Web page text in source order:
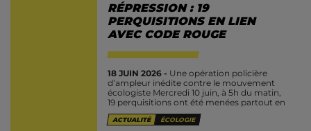
RÉPRESSION : 19
PERQUISITIONS EN LIEN
AVEC CODE ROUGE
18 JUIN 2026 - Une opération policière
d’ampleur inédite contre le mouvement
écologiste Mercredi 10 juin, à 5h du matin,
19 perquisitions ont été menées partout en
Belgique par la police judiciaire fédérale
(PJF) dans...
ACTUALITÉ ÉCOLOGIE